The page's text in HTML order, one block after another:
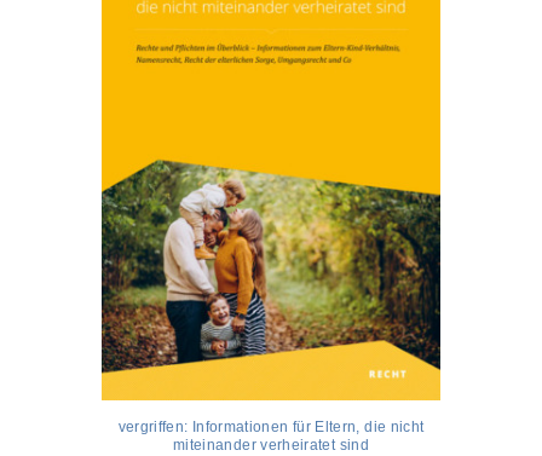
vergriffen: Informationen für Eltern, die nicht
miteinander verheiratet sind